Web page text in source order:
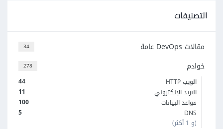
التصنيفات
34 مقالات DevOps عامة
278 خوادم
44
الويب HTTP
11
البريد الإلكتروني
100
قواعد البيانات
5
DNS
(و 1 أكثر)